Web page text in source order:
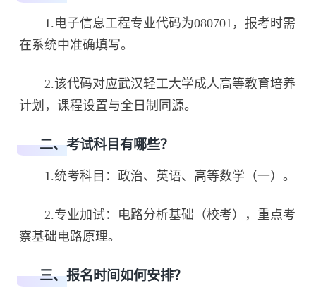
1.电子信息工程专业代码为080701，报考时需
在系统中准确填写。
2.该代码对应武汉轻工大学成人高等教育培养
计划，课程设置与全日制同源。
二、考试科目有哪些？
1.统考科目：政治、英语、高等数学（一）。
2.专业加试：电路分析基础（校考），重点考
察基础电路原理。
三、报名时间如何安排？